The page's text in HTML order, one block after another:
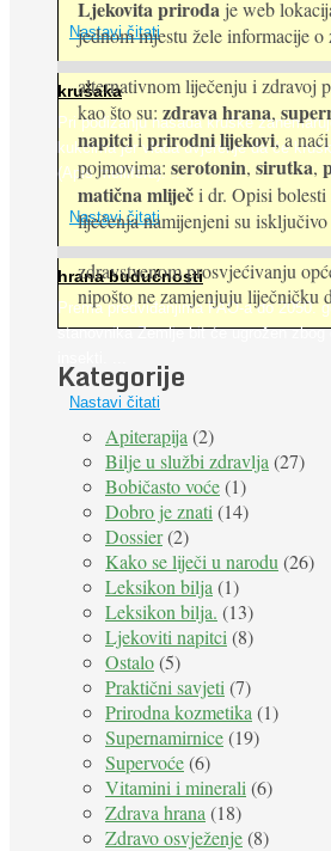
Nastavi čitati
krušaka
Pri podizanju nasada kruške
kukcima jer vlada uvjerenje da će
(Apis mellifera). ...
Nastavi čitati
hrana budućnosti
Prema predviđanjima FAO-a do 2050.
stanovnika Zemlje bit će ugrožen zbog
Nastavi čitati
Ljekovita priroda je web
jednom mjestu žele informacije o
alternativnom liječenju i zdravoj
kao što su: zdrava hrana,
napitciiprirodni lijekovi, a
pojmovima: serotonin, sirutka,
matična mliječi dr. Opisi
liječenja namijenjeni su
zdravstvenom prosvjećivanju
nipošto ne zamjenjuju liječničku
Kategorije
Apiterapija (2)
Bilje u službi zdravlja (27)
Bobičasto voće(1)
Dobro je znati (14)
Dossier(2)
Kako se liječi u narodu (26)
Leksikon bilja (1)
Leksikon bilja. (13)
Ljekoviti napitci (8)
Ostalo(5)
Praktični savjeti (7)
Prirodna kozmetika (1)
Supernamirnice(19)
Supervoće(6)
Vitamini i minerali (6)
Zdrava hrana (18)
Zdravo osvježenje(8)